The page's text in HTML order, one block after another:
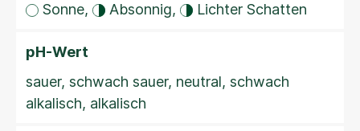
Sonne,
Absonnig, Lichter Schatten
pH-Wert
sauer, schwach sauer, neutral, schwach
alkalisch, alkalisch